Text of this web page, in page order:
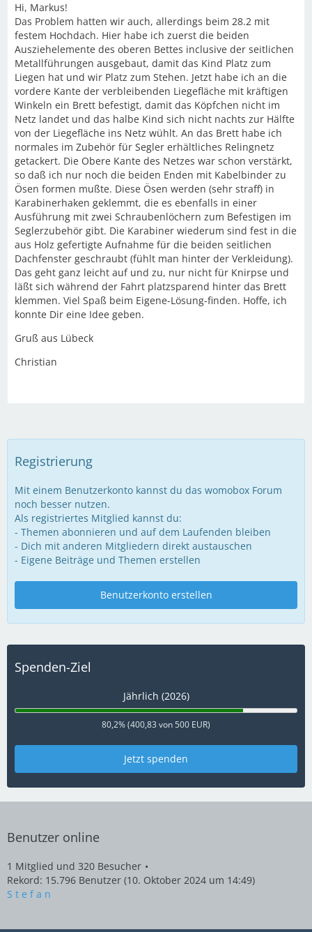
Hi, Markus!
Das Problem hatten wir auch, allerdings beim 28.2 mit
festem Hochdach. Hier habe ich zuerst die beiden
Ausziehelemente des oberen Bettes inclusive der seitlichen
Metallführungen ausgebaut, damit das Kind Platz zum
Liegen hat und wir Platz zum Stehen. Jetzt habe ich an die
vordere Kante der verbleibenden Liegefläche mit kräftigen
Winkeln ein Brett befestigt, damit das Köpfchen nicht im
Netz landet und das halbe Kind sich nicht nachts zur Hälfte
von der Liegefläche ins Netz wühlt. An das Brett habe ich
normales im Zubehör für Segler erhältliches Relingnetz
getackert. Die Obere Kante des Netzes war schon verstärkt,
so daß ich nur noch die beiden Enden mit Kabelbinder zu
Ösen formen mußte. Diese Ösen werden (sehr straff) in
Karabinerhaken geklemmt, die es ebenfalls in einer
Ausführung mit zwei Schraubenlöchern zum Befestigen im
Seglerzubehör gibt. Die Karabiner wiederum sind fest in die
aus Holz gefertigte Aufnahme für die beiden seitlichen
Dachfenster geschraubt (fühlt man hinter der Verkleidung).
Das geht ganz leicht auf und zu, nur nicht für Knirpse und
läßt sich während der Fahrt platzsparend hinter das Brett
klemmen. Viel Spaß beim Eigene-Lösung-finden. Hoffe, ich
konnte Dir eine Idee geben.
Gruß aus Lübeck
Christian
Registrierung
Mit einem Benutzerkonto kannst du das womobox Forum
noch besser nutzen.
Als registriertes Mitglied kannst du:
- Themen abonnieren und auf dem Laufenden bleiben
- Dich mit anderen Mitgliedern direkt austauschen
- Eigene Beiträge und Themen erstellen
Benutzerkonto erstellen
Spenden-Ziel
Jährlich (2026)
80,2% (400,83 von 500 EUR)
Jetzt spenden
Benutzer online
1 Mitglied und 320 Besucher
Rekord: 15.796 Benutzer (10. Oktober 2024 um 14:49)
S t e f a n